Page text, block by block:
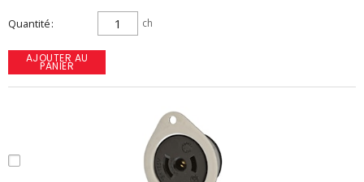
Quantité ch
AJOUTER AU
PANIER